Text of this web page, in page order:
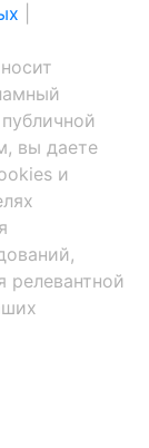
вы даете
и
релевантной